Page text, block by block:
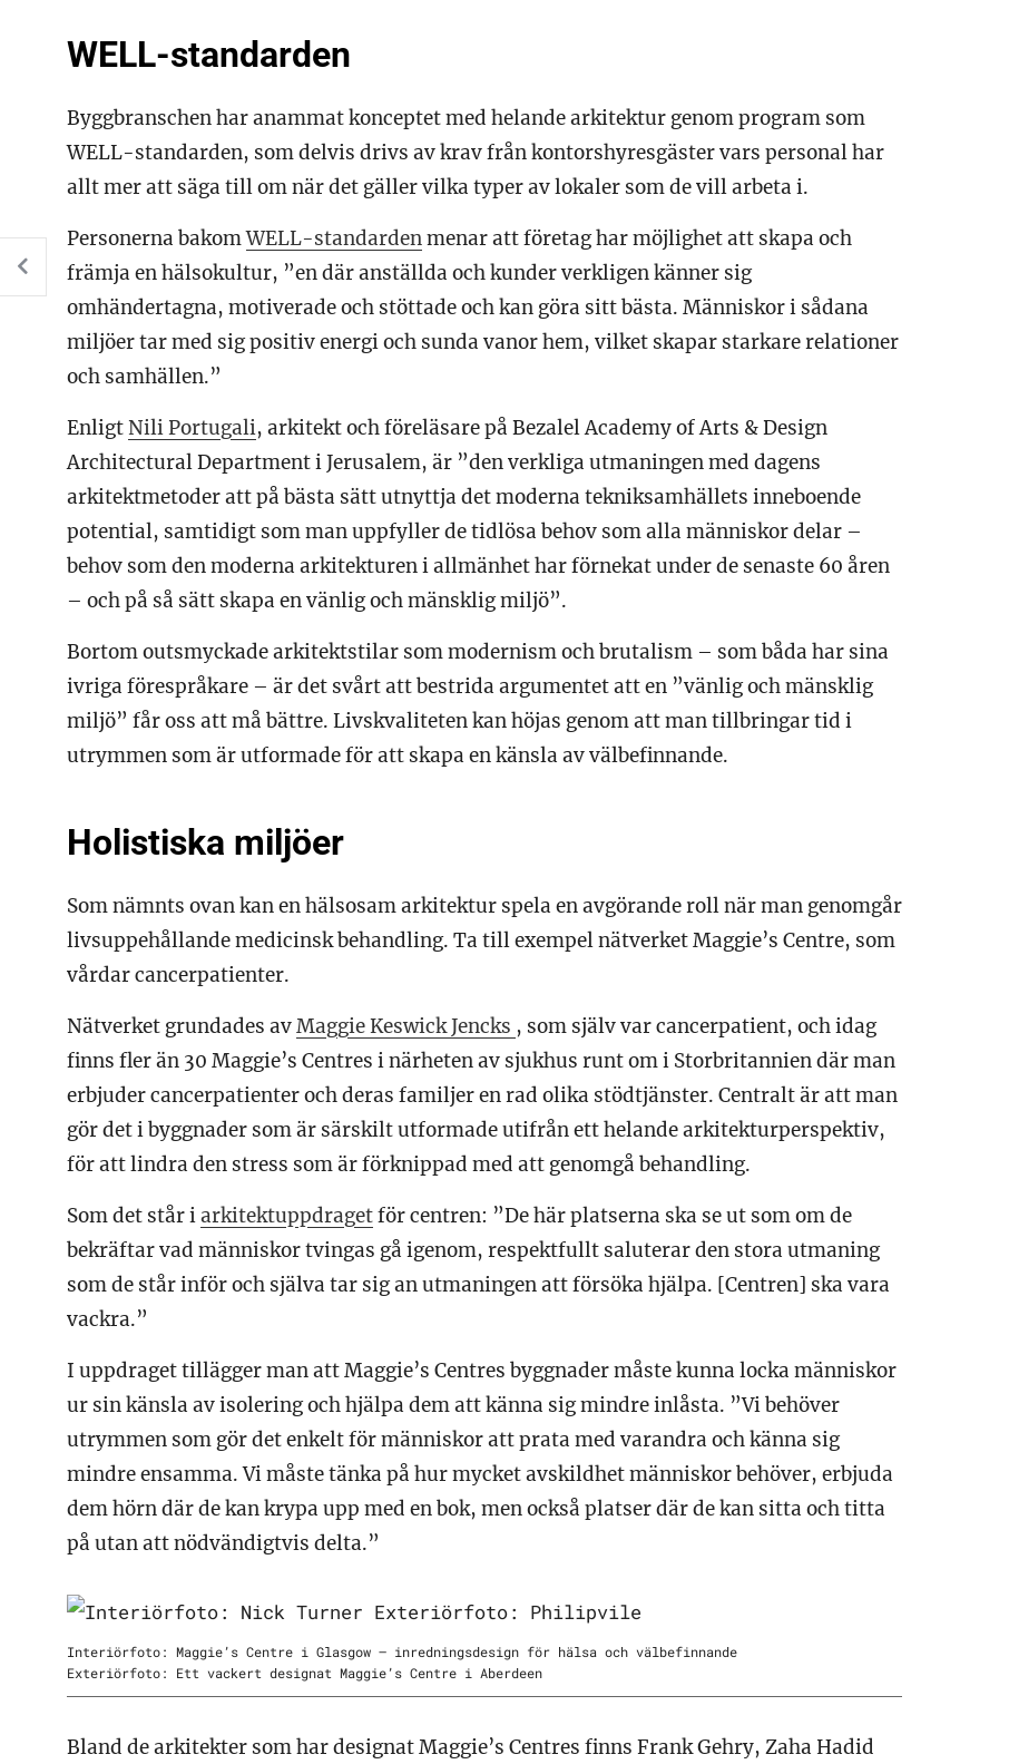
WELL-standarden
Byggbranschen har anammat konceptet med helande arkitektur genom program som
WELL-standarden, som delvis drivs av krav från kontorshyresgäster vars personal har
allt mer att säga till om när det gäller vilka typer av lokaler som de vill arbeta i.
Personerna bakomWELL-standardenmenar att företag har möjlighet att skapa och
främja en hälsokultur, ”en där anställda och kunder verkligen känner sig
omhändertagna, motiverade och stöttade och kan göra sitt bästa. Människor i sådana
miljöer tar med sig positiv energi och sunda vanor hem, vilket skapar starkare relationer
och samhällen.”
EnligtNili Portugali, arkitekt och föreläsare på Bezalel Academy of Arts & Design
Architectural Department i Jerusalem, är ”den verkliga utmaningen med dagens
arkitektmetoder att på bästa sätt utnyttja det moderna tekniksamhällets inneboende
potential, samtidigt som man uppfyller de tidlösa behov som alla människor delar –
behov som den moderna arkitekturen i allmänhet har förnekat under de senaste 60 åren
– och på så sätt skapa en vänlig och mänsklig miljö”.
Bortom outsmyckade arkitektstilar som modernism och brutalism – som båda har sina
ivriga förespråkare – är det svårt att bestrida argumentet att en ”vänlig och mänsklig
miljö” får oss att må bättre. Livskvaliteten kan höjas genom att man tillbringar tid i
utrymmen som är utformade för att skapa en känsla av välbefinnande.
Holistiska miljöer
Som nämnts ovan kan en hälsosam arkitektur spela en avgörande roll när man genomgår
livsuppehållande medicinsk behandling. Ta till exempel nätverket Maggie’s Centre, som
vårdar cancerpatienter.
Nätverket grundades avMaggie Keswick Jencks , som själv var cancerpatient, och idag
finns fler än 30 Maggie’s Centres i närheten av sjukhus runt om i Storbritannien där man
erbjuder cancerpatienter och deras familjer en rad olika stödtjänster. Centralt är att man
gör det i byggnader som är särskilt utformade utifrån ett helande arkitekturperspektiv,
för att lindra den stress som är förknippad med att genomgå behandling.
Som det står iarkitektuppdragetför centren: ”De här platserna ska se ut som om de
bekräftar vad människor tvingas gå igenom, respektfullt saluterar den stora utmaning
som de står inför och själva tar sig an utmaningen att försöka hjälpa. [Centren] ska vara
vackra.”
I uppdraget tillägger man att Maggie’s Centres byggnader måste kunna locka människor
ur sin känsla av isolering och hjälpa dem att känna sig mindre inlåsta. ”Vi behöver
utrymmen som gör det enkelt för människor att prata med varandra och känna sig
mindre ensamma. Vi måste tänka på hur mycket avskildhet människor behöver, erbjuda
dem hörn där de kan krypa upp med en bok, men också platser där de kan sitta och titta
på utan att nödvändigtvis delta.”
Interiörfoto: Maggie’s Centre i Glasgow – inredningsdesign för hälsa och välbefinnande
Exteriörfoto: Ett vackert designat Maggie’s Centre i Aberdeen
Bland de arkitekter som har designat Maggie’s Centres finns Frank Gehry, Zaha Hadid